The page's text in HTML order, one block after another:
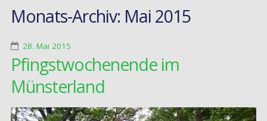
Monats-Archiv: Mai 2015
28. Mai 2015
Pfingstwochenende im
Münsterland